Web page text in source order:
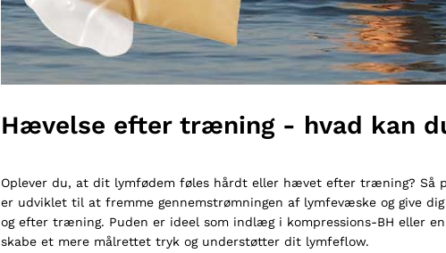
Hævelse efter træning - hvad kan
Oplever du, at dit lymfødem føles hårdt eller hævet efter træning? Så
er udviklet til at fremme gennemstrømningen af lymfevæske og give
og efter træning. Puden er ideel som indlæg i kompressions-BH eller
skabe et mere målrettet tryk og understøtter dit lymfeflow.